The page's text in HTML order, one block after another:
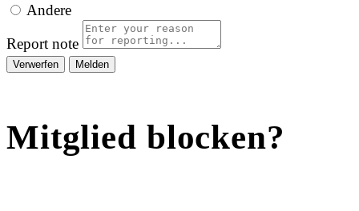
Andere
Report note
Melden
Mitglied blocken?